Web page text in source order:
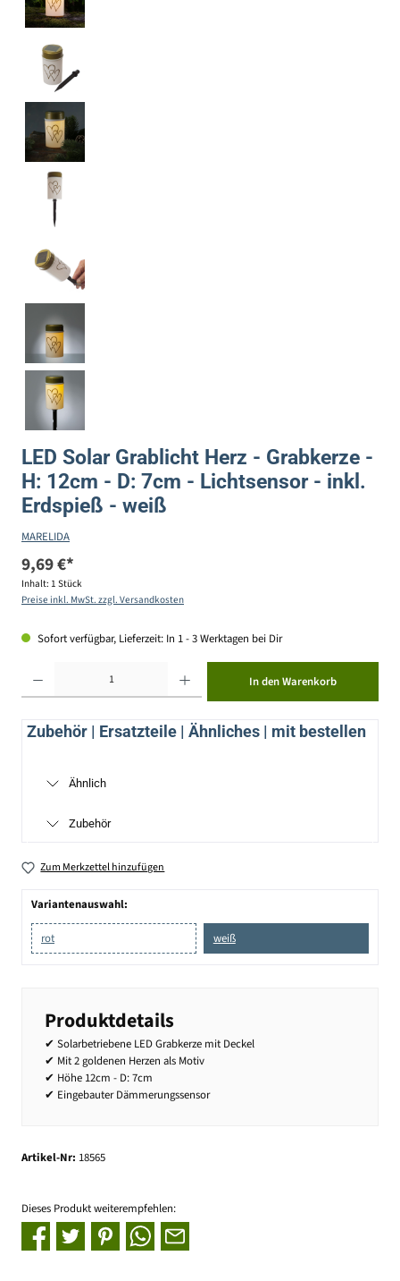
LED Solar Grablicht Herz - Grabkerze -
H: 12cm - D: 7cm - Lichtsensor - inkl.
Erdspieß - weiß
MARELIDA
9,69 €*
Inhalt: 1 Stück
Preise inkl. MwSt. zzgl. Versandkosten
Sofort verfügbar, Lieferzeit: In 1 - 3 Werktagen bei Dir
In den Warenkorb
Zubehör | Ersatzteile | Ähnliches | mit bestellen
Ähnlich
Zubehör
Zum Merkzettel hinzufügen
Variantenauswahl:
rot weiß
Produktdetails
✔ Solarbetriebene LED Grabkerze mit Deckel
✔ Mit 2 goldenen Herzen als Motiv
✔ Höhe 12cm - D: 7cm
✔ Eingebauter Dämmerungssensor
Artikel-Nr: 18565
Dieses Produkt weiterempfehlen: